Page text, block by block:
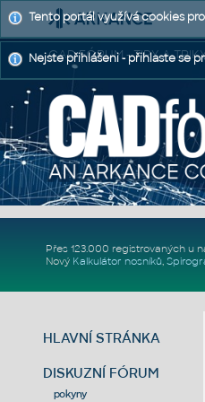
CAD FÓRUM - TIPY A
Přes 123.000 registrovaných u
Nový Kalkulátor nosníků,
HLAVNÍ STRÁNKA
DISKUZNÍ FÓRUM
pokyny
Tento portál využívá cookies
Nejste přihlášeni - přihlaste se